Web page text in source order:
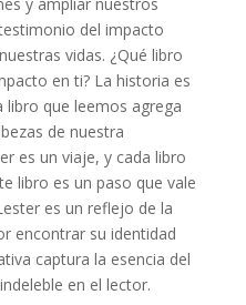
del impacto
vidas. ¿Qué libro
en ti? La historia es
que leemos agrega
de nuestra
es un viaje, y cada libro
libro es un paso que vale
es un reflejo de la
encontrar su identidad
captura la esencia del
en el lector.